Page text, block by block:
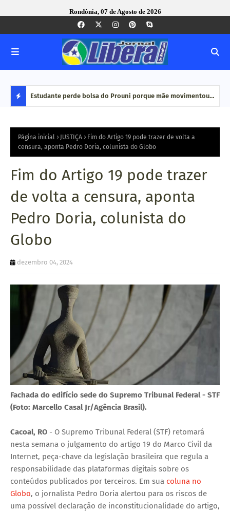
Rondônia, 07 de Agosto de 2026
S
A
Q
U
E
Estudante perde bolsa do Prouni porque mãe movimentou
renda', diz
Página inicial JUSTIÇA
Fim do Artigo 19 pode trazer de volta a
censura, aponta Pedro Doria, colunista do Globo
Fim do Artigo 19 pode trazer
de volta a censura, aponta
Pedro Doria, colunista do
Globo
dezembro 04, 2024
Fachada do edifício sede do Supremo Tribunal Federal - STF
(Foto: Marcello Casal Jr/Agência Brasil).
Cacoal, RO - O Supremo Tribunal Federal (STF) retomará
nesta semana o julgamento do artigo 19 do Marco Civil da
Internet, peça-chave da legislação brasileira que regula a
responsabilidade das plataformas digitais sobre os
conteúdos publicados por terceiros. Em sua coluna no
Globo, o jornalista Pedro Doria alertou para os riscos de
uma possível declaração de inconstitucionalidade do artigo,